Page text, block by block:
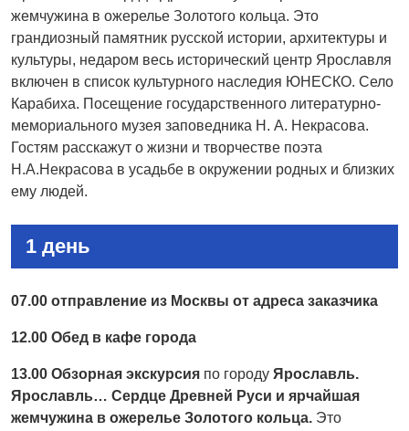
жемчужина в ожерелье Золотого кольца. Это
грандиозный памятник русской истории, архитектуры и
культуры, недаром весь исторический центр Ярославля
включен в список культурного наследия ЮНЕСКО. Cело
Карабиха. Посещение государственного литературно-
мемориального музея заповедника Н. А. Некрасова.
Гостям расскажут о жизни и творчестве поэта
Н.А.Некрасова в усадьбе в окружении родных и близких
ему людей.
1 день
07.00 отправление из Москвы от адреса заказчика
12.00 Обед в кафе города
13.00 Обзорная экскурсия по городу Ярославль.
Ярославль… Сердце Древней Руси и ярчайшая
жемчужина в ожерелье Золотого кольца. Это